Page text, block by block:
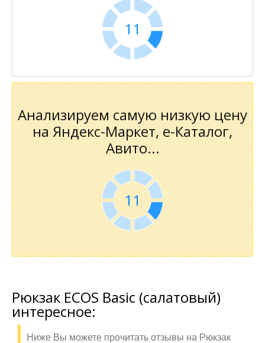
10
Анализируем самую низкую цену
на Яндекс-Маркет, е-Каталог,
Авито...
10
Рюкзак ECOS Basic (салатовый)
интересное:
Ниже Вы можете прочитать отзывы на Рюкзак